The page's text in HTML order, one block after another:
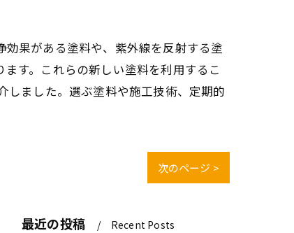
果がある塗料や、紫外線を反射する塗
す。これらの新しい塗料を利用するこ
しました。選ぶ塗料や施工技術、定期的
次のページ >
最近の投稿 Recent Posts